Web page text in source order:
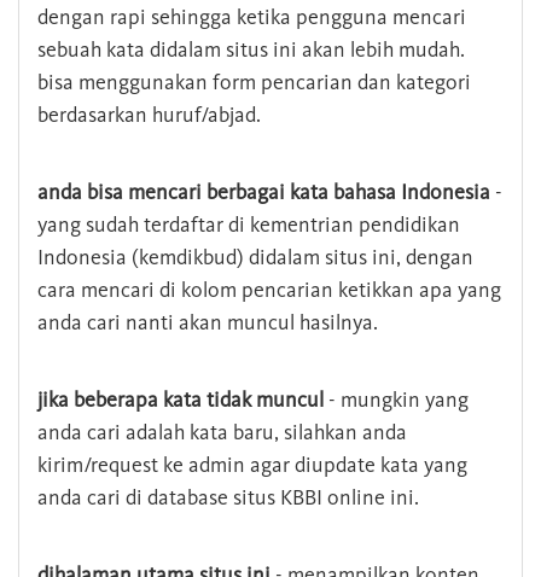
dengan rapi sehingga ketika pengguna mencari
sebuah kata didalam situs ini akan lebih mudah.
bisa menggunakan form pencarian dan kategori
berdasarkan huruf/abjad.
anda bisa mencari berbagai kata bahasa Indonesia -
yang sudah terdaftar di kementrian pendidikan
Indonesia (kemdikbud) didalam situs ini, dengan
cara mencari di kolom pencarian ketikkan apa yang
anda cari nanti akan muncul hasilnya.
jika beberapa kata tidak muncul - mungkin yang
anda cari adalah kata baru, silahkan anda
kirim/request ke admin agar diupdate kata yang
anda cari di database situs KBBI online ini.